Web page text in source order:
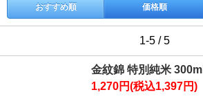
おすすめ順 価格順
1-5 / 5
金紋錦 特別純米 300ml
1,270円(税込1,397円)